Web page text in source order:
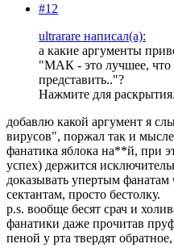
#12
ultrarare написал(а):
а какие аргументы
"МАК - это лучшее, что
представить.."?
Нажмите для
добавлю какой аргумент я
вирусов", поржал так и
фанатика яблока на**й, при
успех) держится
доказывать упертым
сектантам, просто бестолку.
p.s. вообще бесят срач и
фанатики даже прочитав
пеной у рта твердят